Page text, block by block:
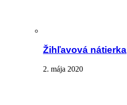
Žihľavová nátierka
2. mája 2020